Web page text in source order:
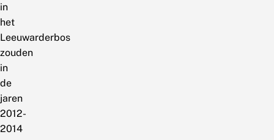
in
het
Leeuwarderbos
zouden
in
de
jaren
2012-
2014